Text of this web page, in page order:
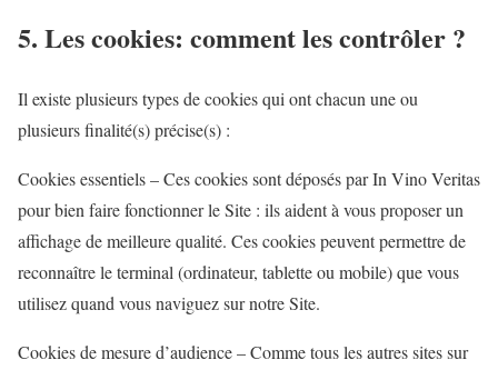
5. Les cookies: comment les contrôler ?
Il existe plusieurs types de cookies qui ont chacun une ou
plusieurs finalité(s) précise(s) :
Cookies essentiels – Ces cookies sont déposés par In Vino Veritas
pour bien faire fonctionner le Site : ils aident à vous proposer un
affichage de meilleure qualité. Ces cookies peuvent permettre de
reconnaître le terminal (ordinateur, tablette ou mobile) que vous
utilisez quand vous naviguez sur notre Site.
Cookies de mesure d’audience – Comme tous les autres sites sur